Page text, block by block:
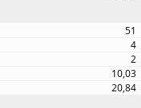
51
4
2
10,03
20,84